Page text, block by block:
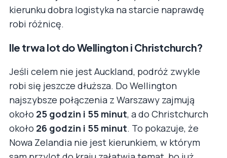
kierunku dobra logistyka na starcie naprawdę
robi różnicę.
Ile trwa lot do Wellington i Christchurch?
Jeśli celem nie jest Auckland, podróż zwykle
robi się jeszcze dłuższa. Do Wellington
najszybsze połączenia z Warszawy zajmują
około 25 godzin i 55 minut, a do Christchurch
około 26 godzin i 55 minut. To pokazuje, że
Nowa Zelandia nie jest kierunkiem, w którym